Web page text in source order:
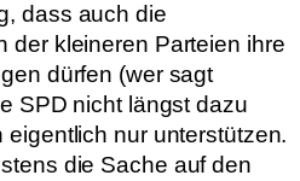
dass auch die
der kleineren Parteien ihre
dürfen (wer sagt
SPD nicht längst dazu
eigentlich nur unterstützen.
die Sache auf den